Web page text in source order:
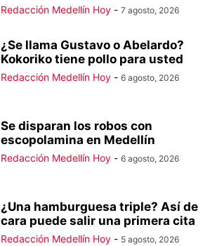
Redacción Medellín Hoy - 7 agosto, 2026
¿Se llama Gustavo o Abelardo?
Kokoriko tiene pollo para usted
Redacción Medellín Hoy - 6 agosto, 2026
Se disparan los robos con
escopolamina en Medellín
Redacción Medellín Hoy - 6 agosto, 2026
¿Una hamburguesa triple? Así de
cara puede salir una primera cita
Redacción Medellín Hoy - 5 agosto, 2026